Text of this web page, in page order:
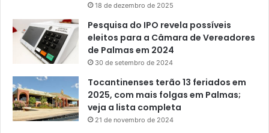
18 de dezembro de 2025
Pesquisa do IPO revela possíveis
eleitos para a Câmara de Vereadores
de Palmas em 2024
30 de setembro de 2024
Tocantinenses terão 13 feriados em
2025, com mais folgas em Palmas;
veja a lista completa
21 de novembro de 2024